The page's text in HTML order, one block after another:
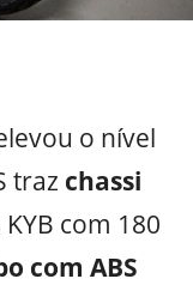
o nível
traz chassi
com 180
com ABS